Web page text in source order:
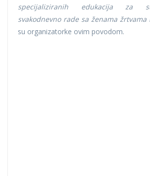
specijaliziranih edukacija za
svakodnevno rade sa ženama žrtvama
su organizatorke ovim povodom.